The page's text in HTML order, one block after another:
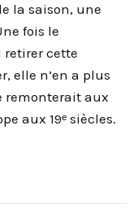
la saison, une
fois le
retirer cette
elle n’en a plus
remonterait aux
aux 19ᵉ siècles.